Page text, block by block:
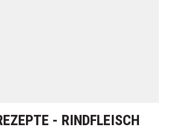
- RINDFLEISCH